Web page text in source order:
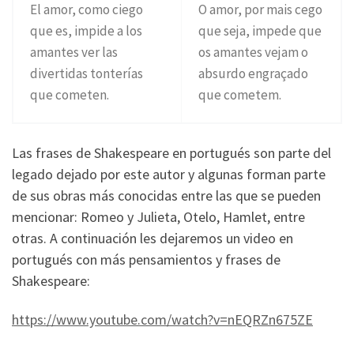
El amor, como ciego
que es, impide a los
amantes ver las
divertidas tonterías
que cometen.
O amor, por mais cego
que seja, impede que
os amantes vejam o
absurdo engraçado
que cometem.
Las frases de Shakespeare en portugués son parte del
legado dejado por este autor y algunas forman parte
de sus obras más conocidas entre las que se pueden
mencionar: Romeo y Julieta, Otelo, Hamlet, entre
otras. A continuación les dejaremos un video en
portugués con más pensamientos y frases de
Shakespeare:
https://www.youtube.com/watch?v=nEQRZn675ZE